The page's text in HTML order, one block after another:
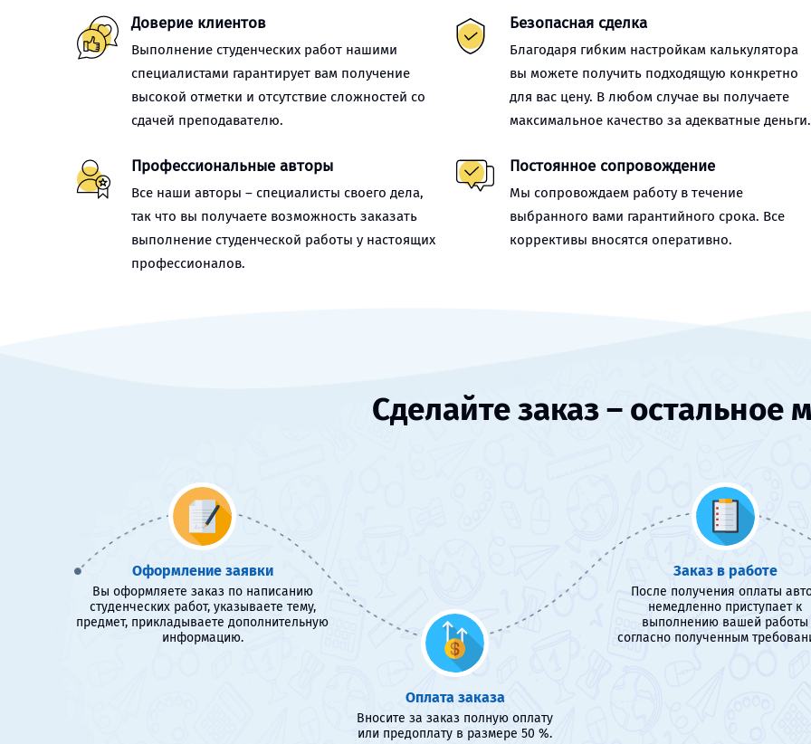
Доверие клиентов
Выполнение студенческих работ нашими
специалистами гарантирует вам получение
высокой отметки и отсутствие сложностей со
сдачей преподавателю.
Безопасная сделка
Благодаря гибким настройкам калькулятора
вы можете получить подходящую конкретно
для вас цену. В любом случае вы получаете
максимальное качество за адекватные деньги.
Профессиональные авторы
Все наши авторы – специалисты своего дела,
так что вы получаете возможность заказать
выполнение студенческой работы у настоящих
профессионалов.
Постоянное сопровождение
Мы сопровождаем работу в течение
выбранного вами гарантийного срока. Все
коррективы вносятся оперативно.
Сделайте заказ – остальное
Оформление заявки
Вы оформляете заказ по написанию
студенческих работ, указываете тему,
предмет, прикладываете дополнительную
информацию.
Оплата заказа
Вносите за заказ полную оплату
или предоплату в размере 50 %.
Заказ в работе
После получения оплаты
немедленно приступает к
выполнению вашей работы
согласно полученным